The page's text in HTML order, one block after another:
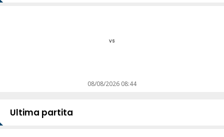
vs
08/08/2026 08:44
Ultima partita